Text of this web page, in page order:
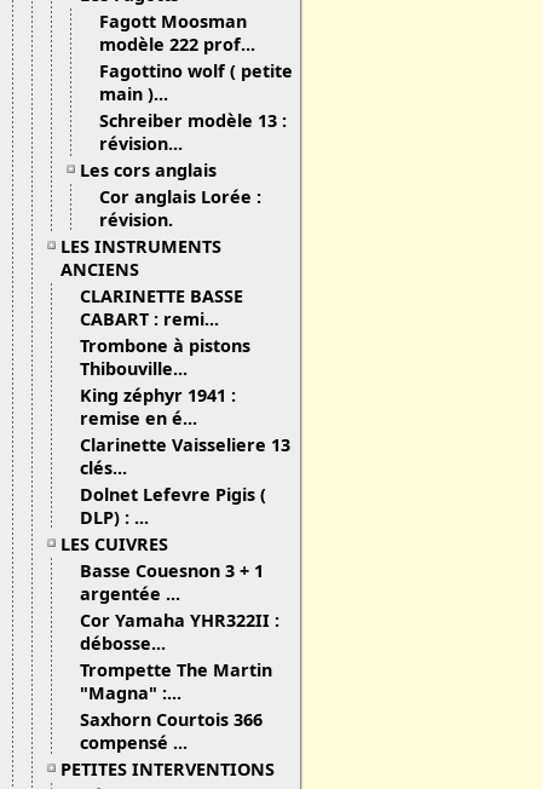
Fagott Moosman
modèle 222 prof...
Fagottino wolf ( petite
main )...
Schreiber modèle 13 :
révision...
Les cors anglais
Cor anglais Lorée :
révision.
LES INSTRUMENTS
ANCIENS
CLARINETTE BASSE
CABART : remi...
Trombone à pistons
Thibouville...
King zéphyr 1941 :
remise en é...
Clarinette Vaisseliere 13
clés...
Dolnet Lefevre Pigis (
DLP) : ...
LES CUIVRES
Basse Couesnon 3 + 1
argentée ...
Cor Yamaha YHR322II :
débosse...
Trompette The Martin
"Magna" :...
Saxhorn Courtois 366
compensé ...
PETITES INTERVENTIONS